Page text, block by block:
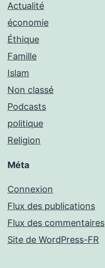
Actualité
économie
Éthique
Famille
Islam
Non classé
Podcasts
politique
Religion
Méta
Connexion
Flux des publications
Flux des commentaires
Site de WordPress-FR